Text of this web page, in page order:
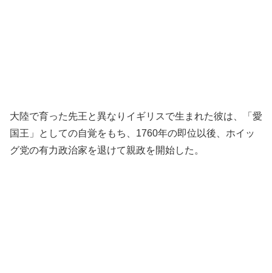
大陸で育った先王と異なりイギリスで生まれた彼は、「愛
国王」としての自覚をもち、1760年の即位以後、ホイッ
グ党の有力政治家を退けて親政を開始した。